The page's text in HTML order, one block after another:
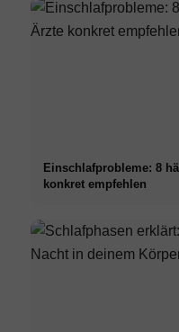
Einschlafprobleme: 8
konkret empfehlen